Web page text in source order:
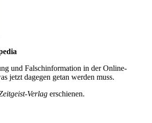
und Falsch­information in der Online-
jetzt da­gegen getan werden muss.
Verlag erschienen.